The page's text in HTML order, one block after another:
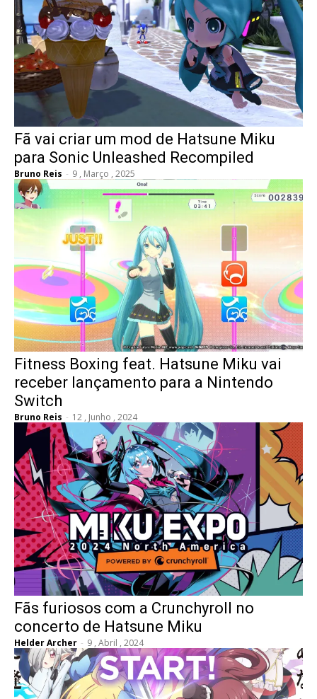
Fã vai criar um mod de Hatsune Miku
para Sonic Unleashed Recompiled
Bruno Reis - 9 , Março , 2025
Fitness Boxing feat. Hatsune Miku vai
receber lançamento para a Nintendo
Switch
Bruno Reis - 12 , Junho , 2024
Fãs furiosos com a Crunchyroll no
concerto de Hatsune Miku
Helder Archer - 9 , Abril , 2024